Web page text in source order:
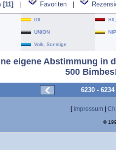
[11] Favoriten
IDL
UNION NIP
Volk, Sonstige
eigene Abstimmung in
500
6230 -
[ Impressum
©